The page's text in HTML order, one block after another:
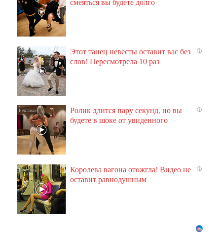
i
Этот танец невесты оставит вас без
слов! Пересмотрела 10 раз
i
Ролик длится пару секунд, но вы
будете в шоке от увиденного
i
Королева вагона отожгла! Видео не
оставит равнодушным